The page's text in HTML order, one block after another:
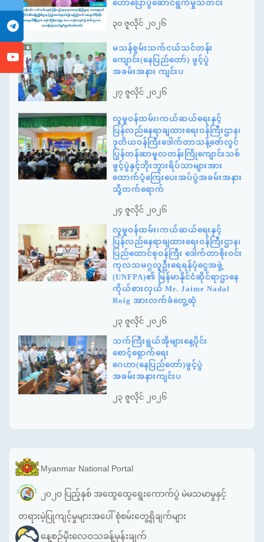
ဟောပြောပွဲဆောင်ရွက်မှုသတင်း
၃၀ ဇူလိုင် ၂၀၂၆
မသန်စွမ်းသက်ငယ်သင်တန်း
ကျောင်း(နေပြည်တော်) ဖွင့်ပွဲ
အခမ်းအနား ကျင်းပ
၂၇ ဇူလိုင် ၂၀၂၆
လူမှုဝန်ထမ်း၊ကယ်ဆယ်ရေးနှင့်
ပြန်လည်နေရာချထားရေးဝန်ကြီးဌာန၊
ဒုတိယဝန်ကြီးဒေါက်တာသန့်ဇော်လွင်
ပြွန်တန်ဆာမူလတန်းကြိုကျောင်းသစ်
ဖွင့်ပွဲနှင့်ဘိုးဘွားရိပ်သာများအား
ထောက်ပံ့ကြေးပေးအပ်ပွဲအခမ်းအနား
သို့တက်ရောက်
၂၄ ဇူလိုင် ၂၀၂၆
လူမှုဝန်ထမ်း၊ကယ်ဆယ်ရေးနှင့်
ပြန်လည်နေရာချထားရေးဝန်ကြီးဌာန၊
ပြည်ထောင်စုဝန်ကြီး ဒေါက်တာစိုးဝင်း
ကုလသမဂ္ဂလူဦးရေရန်ပုံငွေအဖွဲ့
(UNFPA)၏ မြန်မာနိုင်ငံဆိုင်ရာဌာနေ
ကိုယ်စားလှယ် Mr. Jaime Nadal
Roig အားလက်ခံတွေ့ဆုံ
၂၃ ဇူလိုင် ၂၀၂၆
သက်ကြီးရွယ်အိုများနေ့ပိုင်း
စောင့်ရှောက်ရေး
ဂေဟာ(နေပြည်တော်)ဖွင့်ပွဲ
အခမ်းအနားကျင်းပ
၂၃ ဇူလိုင် ၂၀၂၆
Myanmar National Portal
၂၀၂၀ ပြည့်နှစ် အထွေထွေရွေးကောက်ပွဲ မဲမသမာမှုနှင့်
တရားမဲ့ပြုကျင့်မှုများအပေါ် စုံစမ်းတွေ့ရှိချက်များ
နေ့စဉ်မိုးလေဝသခန့်မှန်းချက်